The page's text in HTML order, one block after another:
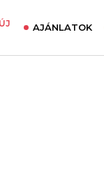
ÚJ AJÁNLATOK